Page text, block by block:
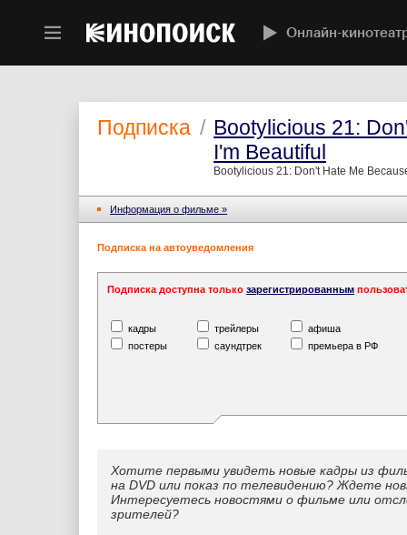
Онлайн-
Подписка / Bootylicious 21:
I'm Beautiful
Bootylicious 21: Don't Hate Me
Информация o фильме »
Подписка на автоуведомления
Подписка доступна только зарегистрированным
кадры трейлеры
афиша
постеры
саундтрек премьера в РФ
Хотите первыми увидеть новые кадры из
на DVD или показ по телевидению? Ждете
Интересуетесь новостями о фильме или
зрителей?